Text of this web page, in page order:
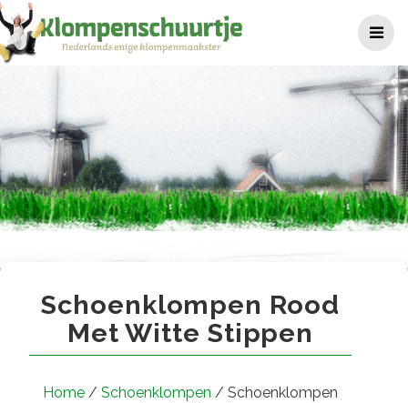
naar
de
Schoenklompen rood met
Schoenklompen Rood
Met Witte Stippen
Home / Schoenklompen / Schoenklompen